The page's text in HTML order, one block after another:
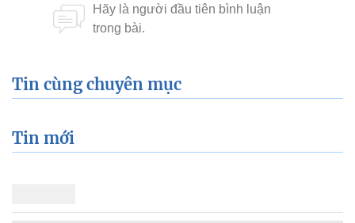
Tin cùng chuyên mục
Tin mới